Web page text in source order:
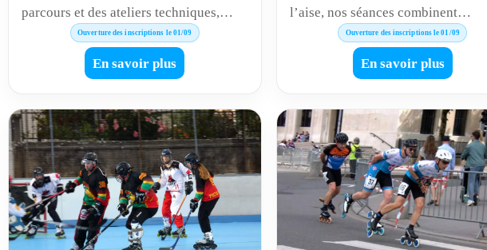
parcours et des ateliers techniques,
nous développons l’équilibre, la
coordination et la confiance en soi, tout
en s’amusant. Un apprentissage
et avec le sourire !
Ouverture des inscriptions le 01/09
En savoir plus
l’aise, nos séances combinent
technique, endurance et plaisir de la
glisse en extérieur. Respirez, roulez,
progressez !
Ouverture des inscriptions le 01/09
En savoir plus